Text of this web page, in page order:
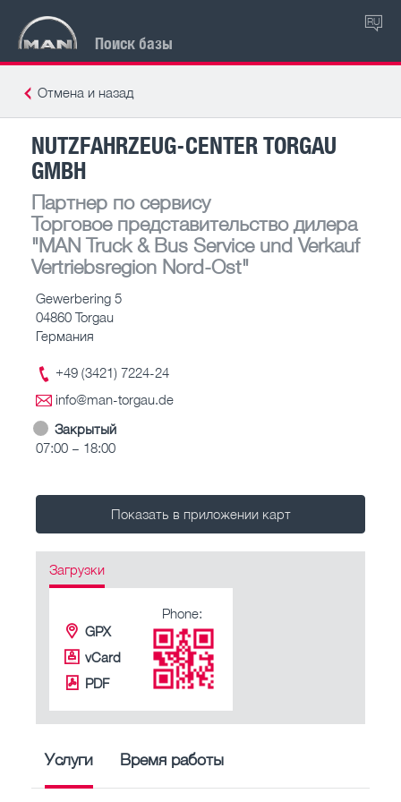
Поиск базы
RU
Отмена и назад
NUTZFAHRZEUG-CENTER TORGAU
GMBH
Партнер по сервису
Торговое представительство дилера
"MAN Truck & Bus Service und Verkauf
Vertriebsregion Nord-Ost"
Gewerbering 5
04860 Torgau
Германия
+49 (3421) 7224-24
info@man-torgau.de
Закрытый
07:00 – 18:00
Показать в приложении карт
Загрузки
GPX
vCard
PDF
Phone:
Услуги Время работы